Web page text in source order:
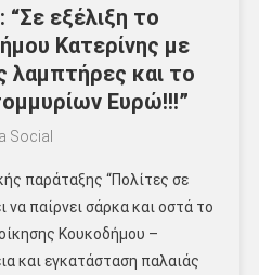
εξέλιξη το
Κατερίνης με
λαμπτήρες και το
Ευρώ!!!”
Social
παράταξης “Πολίτες σε
να παίρνει σάρκα και οστά το
Κουκοδήμου –
και εγκατάσταση παλαιάς